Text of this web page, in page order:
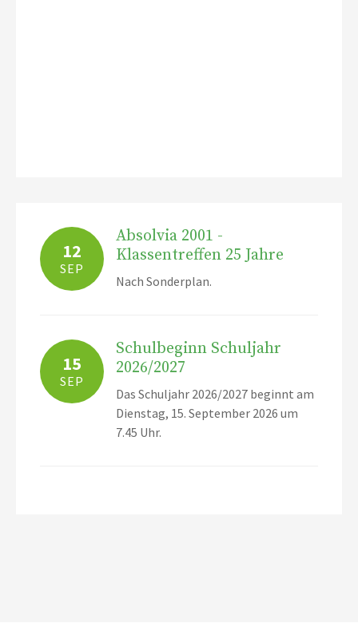
12
SEP
Absolvia 2001 -
Klassentreffen 25 Jahre
Nach Sonderplan.
15
SEP
Schulbeginn Schuljahr
2026/2027
Das Schuljahr 2026/2027 beginnt am
Dienstag, 15. September 2026 um
7.45 Uhr.